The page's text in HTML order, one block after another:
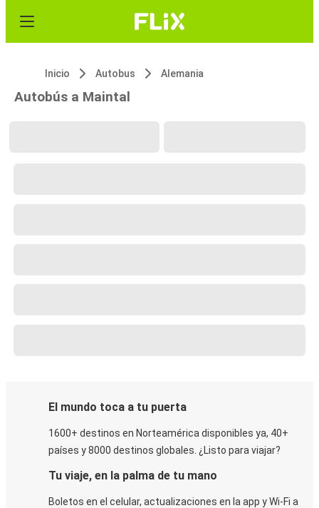
Inicio Autobus Alemania
Autobús a Maintal
El mundo toca a tu puerta
1600+ destinos en Norteamérica disponibles ya, 40+
países y 8000 destinos globales. ¿Listo para viajar?
Tu viaje, en la palma de tu mano
Boletos en el celular, actualizaciones en la app y Wi-Fi a